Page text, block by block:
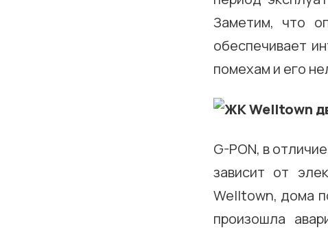
Заметим, что
обеспечивает
помехам и его
G-PON, в
зависит от
Welltown, дома
произошла